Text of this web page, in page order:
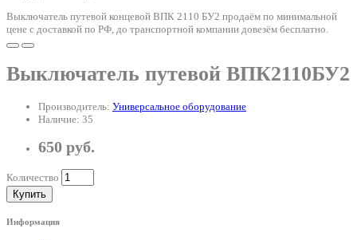
Выключатель путевой концевой ВПК 2110 БУ2 продаём по минимальной
цене с доставкой по РФ, до транспортной компании довезём бесплатно.
Выключатель путевой ВПК2110БУ2
Производитель: Универсальное оборудование
Наличие: 35
650 руб.
Количество
Купить
Информация